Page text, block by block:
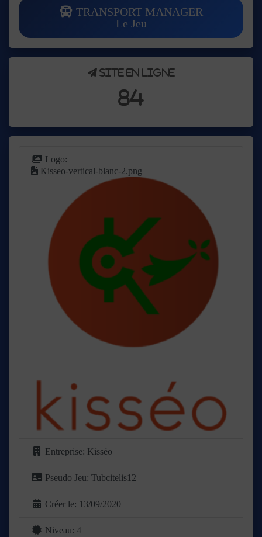
TRANSPORT MANAGER
Le Jeu
Site en ligne
84
Logo:
Kisseo-vertical-blanc-2.png
Entreprise: Kisséo
Pseudo Jeu: Tubcitelis12
Créer le: 13/09/2020
Niveau: 4